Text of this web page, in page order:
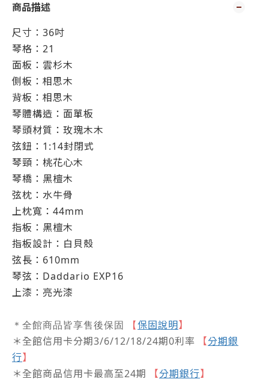
商品描述
尺寸： 36吋
琴格： 21
面板： 雲杉木
側板： 相思木
背板： 相思木
琴體構造： 面單板
琴頭材質：玫瑰木木
弦鈕： 1:14封閉式
琴頸： 桃花心木
琴橋： 黑檀木
弦枕： 水牛骨
上枕寬： 44mm
指板： 黑檀木
指板設計： 白貝殼
弦長： 610mm
琴弦： Daddario EXP16
上漆： 亮光漆
＊全館商品皆享售後保固 【 保固說明】
＊全館信用卡分期3/6/12/18/24期0利率
【分期銀
行】
＊全館商品信用卡最高至24期
【分期銀行】